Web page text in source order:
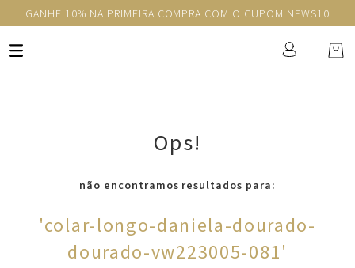
GANHE 10% NA PRIMEIRA COMPRA COM O CUPOM NEWS10
Ops!
não encontramos resultados para:
'colar-longo-daniela-dourado-
dourado-vw223005-081'